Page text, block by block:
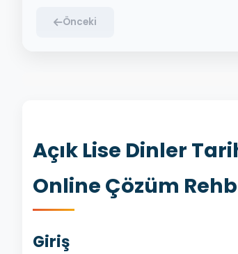
Önceki
Açık Lise Dinler
Online Çözüm
Giriş